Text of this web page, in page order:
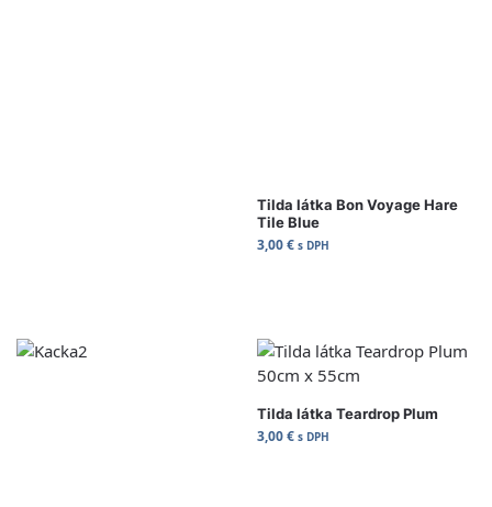
Tilda látka Bon Voyage Hare
Tile Blue
3,00€ s DPH
Tilda látka Teardrop Plum
3,00€ s DPH